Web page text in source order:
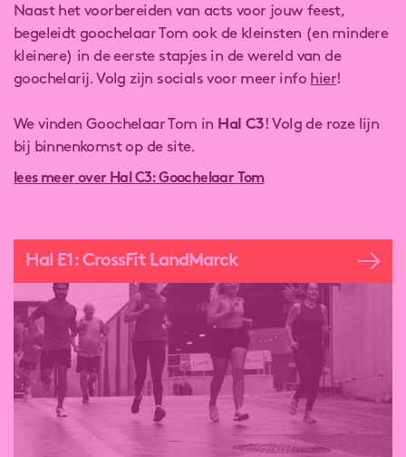
Naast het voorbereiden van acts voor jouw feest,
begeleidt goochelaar Tom ook de kleinsten (en mindere
kleinere) in de eerste stapjes in de wereld van de
goochelarij. Volg zijn socials voor meer info hier!
We vinden Goochelaar Tom in Hal C3! Volg de roze lijn
bij binnenkomst op de site.
lees meer over Hal C3: Goochelaar Tom
Hal E1: CrossFit LandMarck